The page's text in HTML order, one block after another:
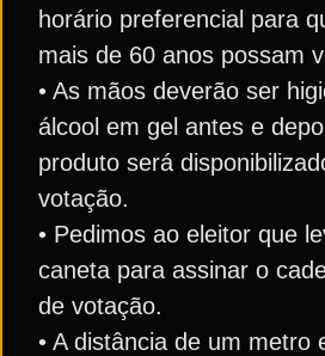
horário preferencial para
mais de 60 anos possam
• As mãos deverão ser
álcool em gel antes e
produto será
votação.
• Pedimos ao eleitor que
caneta para assinar o
de votação.
• A distância de um metro